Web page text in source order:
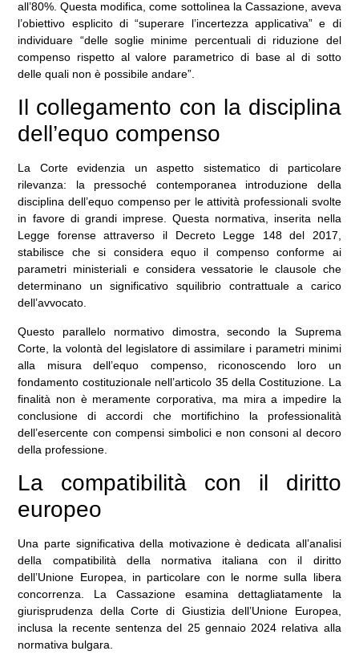
all’80%. Questa modifica, come sottolinea la Cassazione, aveva
l’obiettivo esplicito di “superare l’incertezza applicativa” e di
individuare “delle soglie minime percentuali di riduzione del
compenso rispetto al valore parametrico di base al di sotto
delle quali non è possibile andare”.
Il collegamento con la disciplina
dell’equo compenso
La Corte evidenzia un aspetto sistematico di particolare
rilevanza: la pressoché contemporanea introduzione della
disciplina dell’equo compenso per le attività professionali svolte
in favore di grandi imprese. Questa normativa, inserita nella
Legge forense attraverso il Decreto Legge 148 del 2017,
stabilisce che si considera equo il compenso conforme ai
parametri ministeriali e considera vessatorie le clausole che
determinano un significativo squilibrio contrattuale a carico
dell’avvocato.
Questo parallelo normativo dimostra, secondo la Suprema
Corte, la volontà del legislatore di assimilare i parametri minimi
alla misura dell’equo compenso, riconoscendo loro un
fondamento costituzionale nell’articolo 35 della Costituzione. La
finalità non è meramente corporativa, ma mira a impedire la
conclusione di accordi che mortifichino la professionalità
dell’esercente con compensi simbolici e non consoni al decoro
della professione.
La compatibilità con il diritto
europeo
Una parte significativa della motivazione è dedicata all’analisi
della compatibilità della normativa italiana con il diritto
dell’Unione Europea, in particolare con le norme sulla libera
concorrenza. La Cassazione esamina dettagliatamente la
giurisprudenza della Corte di Giustizia dell’Unione Europea,
inclusa la recente sentenza del 25 gennaio 2024 relativa alla
normativa bulgara.